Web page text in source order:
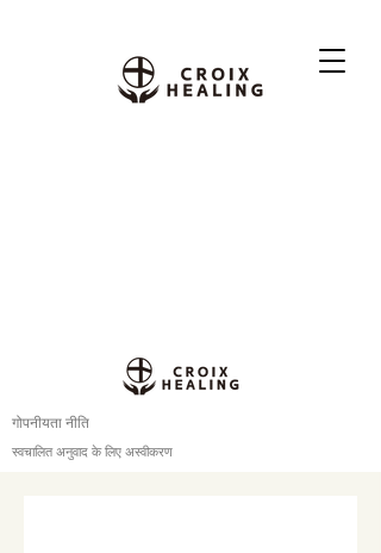
गोपनीयता नीति
स्वचालित अनुवाद के लिए अस्वीकरण